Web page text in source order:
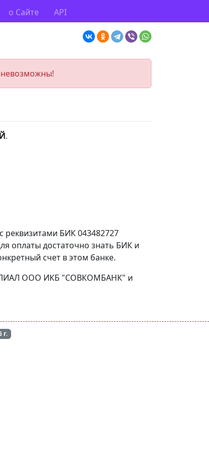
о Сайте API
.
реквизитами БИК 043482727
оплаты достаточно знать БИК и
счет в этом банке.
ООО ИКБ "СОВКОМБАНК" и
г.